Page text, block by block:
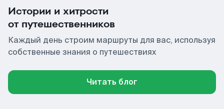
Истории и хитрости
от путешественников
Каждый день строим маршруты для вас, используя
собственные знания о путешествиях
Читать блог